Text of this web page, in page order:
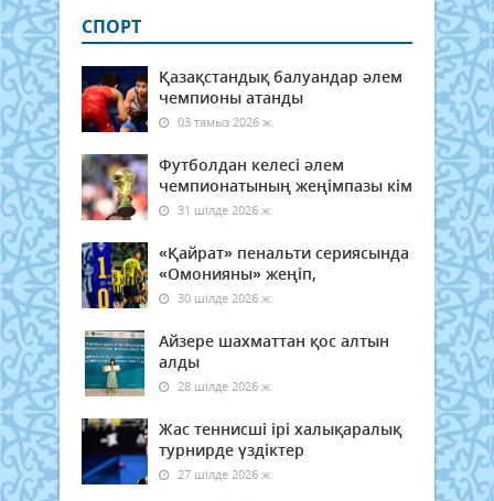
СПОРТ
Қазақстандық балуандар әлем
чемпионы атанды
03 тамыз 2026 ж.
Футболдан келесі әлем
чемпионатының жеңімпазы кім
31 шілде 2026 ж.
«Қайрат» пенальти сериясында
«Омонияны» жеңіп,
30 шілде 2026 ж.
Айзере шахматтан қос алтын
алды
28 шілде 2026 ж.
Жас теннисші ірі халықаралық
турнирде үздіктер
27 шілде 2026 ж.